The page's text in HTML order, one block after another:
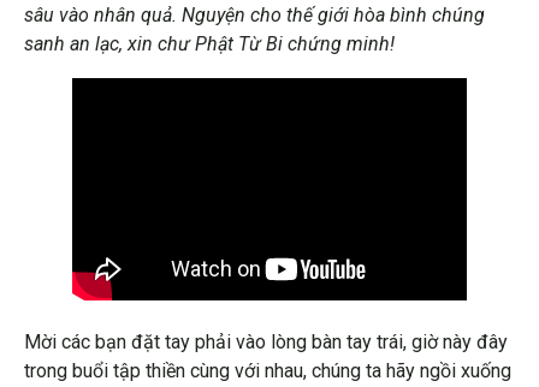
sâu vào nhân quả. Nguyện cho thế giới hòa bình chúng
sanh an lạc, xin chư Phật Từ Bi chứng minh!
Mời các bạn đặt tay phải vào lòng bàn tay trái, giờ này đây
trong buổi tập thiền cùng với nhau, chúng ta hãy ngồi xuống